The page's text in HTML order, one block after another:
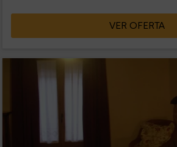
VER OFERTA